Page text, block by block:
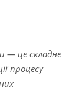
— це складне
процесу